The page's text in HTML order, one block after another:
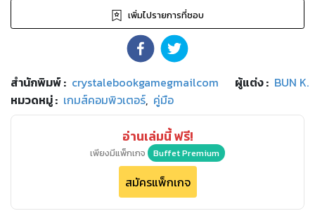
เพิ่มไปรายการที่ชอบ
สำนักพิมพ์: crystalebookgamegmailcom ผู้แต่ง : BUN K.
หมวดหมู่: เกมส์คอมพิวเตอร์, คู่มือ
อ่านเล่มนี้ ฟรี!
เพียงมีแพ็กเกจ Buffet Premium
สมัครแพ็กเกจ